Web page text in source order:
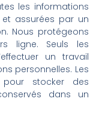
les informations
assurées par un
Nous protégeons
ligne. Seuls les
un travail
personnelles. Les
pour stocker des
dans un